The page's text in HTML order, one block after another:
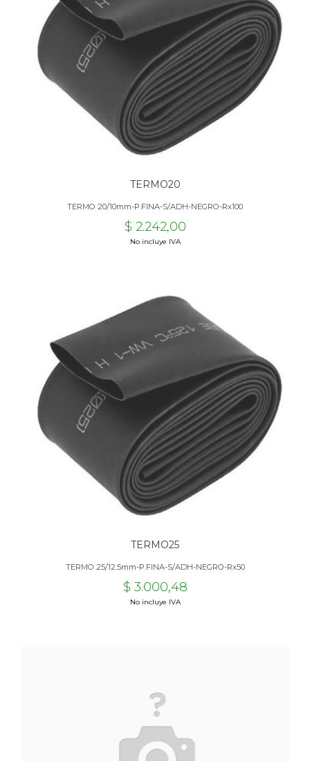
TERMO20
TERMO 20/10mm-P.FINA-S/ADH-NEGRO-Rx100
$ 2.242,00
No incluye IVA
TERMO25
TERMO 25/12.5mm-P.FINA-S/ADH-NEGRO-Rx50
$ 3.000,48
No incluye IVA